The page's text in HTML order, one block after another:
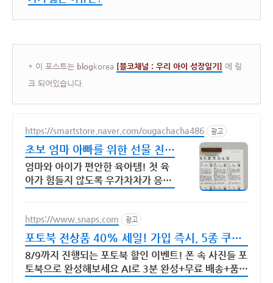
* 이 포스트는 blog korea [블코채널 : 우리 아이 성장일기] 에 링
크 되어있습니다.
https://smartstore.naver.com/ougachacha486 광고
초보 엄마 아빠를 위한 선물 친구
임신출산 선물 뭐사지?
엄마와 아이가 편안한 육아템! 첫 육
아가 힘들지 않도록 우가차차가 응원
https://www.snaps.com 광고
포토북 전상품 40% 세일! 가입 즉시, 5종 쿠폰
지급!
8/9까지 진행되는 포토북 할인 이벤트! 폰 속 사진들 포
토북으로 완성해보세요 AI로 3분 완성+무료 배송+품질